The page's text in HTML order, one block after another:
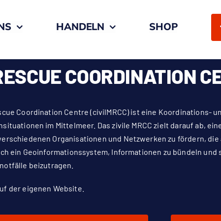
HANDELN SHOP
COORDINATION
Coordination Centre (civilMRCC) ist eine Koordinations-
im Mittelmeer. Das zivile MRCC zielt darauf ab,
Organisationen und Netzwerken zu fördern,
ein Geoinformationssystem, Informationen zu bündeln und
beizutragen.
der eigenen Website